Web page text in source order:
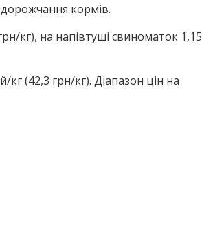
кормів.
кг), на напівтуші свиноматок 1,15
(42,3 грн/кг). Діапазон цін на